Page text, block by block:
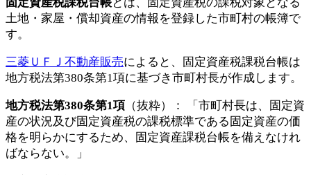
土地・家屋・償却資産の情報を登録した市町村の帳簿で
す。
三菱ＵＦＪ不動産販売によると、固定資産税課税台帳は
地方税法第380条第1項に基づき市町村長が作成します。
地方税法第380条第1項 （抜粋）： 「市町村長は、固定資
産の状況及び固定資産税の課税標準である固定資産の価
格を明らかにするため、固定資産課税台帳を備えなけれ
ばならない。」